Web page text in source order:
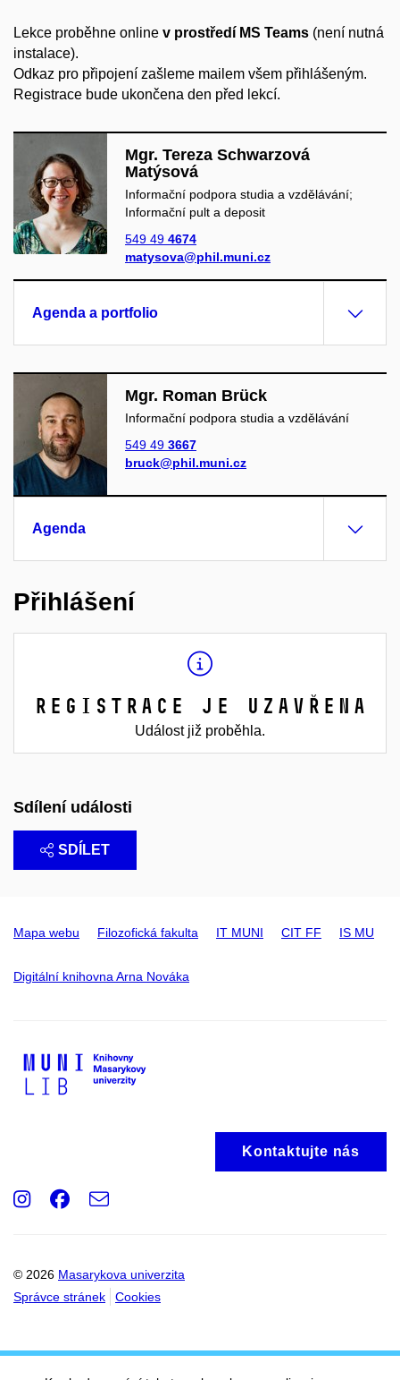
Lekce proběhne online v prostředí MS Teams (není nutná
instalace).
Odkaz pro připojení zašleme mailem všem přihlášeným.
Registrace bude ukončena den před lekcí.
Mgr. Tereza Schwarzová
Matýsová
Informační podpora studia a vzdělávání;
Informační pult a deposit
549 49 4674
matysova@phil.muni.cz
Agenda a portfolio
Mgr. Roman Brück
Informační podpora studia a vzdělávání
549 49 3667
bruck@phil.muni.cz
Agenda
Přihlášení
Registrace je uzavřena
Událost již proběhla.
Sdílení události
SDÍLET
Mapa webu Filozofická fakulta IT MUNI CIT FF IS MU
Digitální knihovna Arna Nováka
Kontaktujte nás
© 2026 Masarykova univerzita
Správce stránek
Cookies
Instagram
Facebook
e-